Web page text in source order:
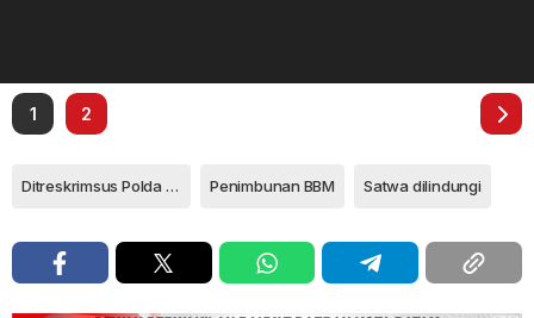
1 2
Ditreskrimsus Polda Kepri Penimbunan BBM Satwa dilindungi